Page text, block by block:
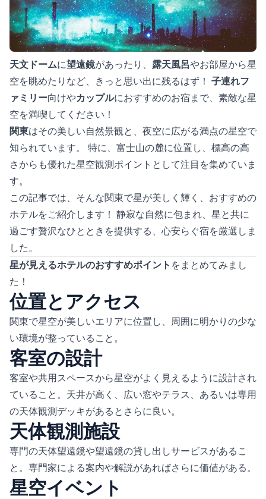
天文ドームに望遠鏡があったり、 露天風呂やお部屋から星
空を眺めたりなど、きっと思い出に残るはず！ 子連れフ
ァミリー向けやカップルにおすすめのお宿まで、素敵な星
空を満喫してください！
関東はその美しい自然景観と、夜空に広がる満点の星空で
知られています。 特に、富士山の麓に位置し、標高の高
さからも優れた星空観測ポイントとして注目を集めていま
す。
この記事では、そんな関東で星が美しく輝く、おすすめの
ホテルをご紹介します！ 静寂な自然に包まれ、星と共に
過ごす贅沢なひとときを提供する、心安らぐ宿を厳選しま
した。
星が見えるホテルのおすすめポイント をまとめてみまし
た！
位置とアクセス
関東で星空が美しいエリアに位置し、周囲に明かりの少な
い環境が整っていること。
客室の設計
客室や共用スペースから星空がよく見えるように設計され
ていること。天井が高く、広い窓やテラス、あるいは専用
の天体観測デッキがあるとさらに良い。
天体観測施設
専門の天体望遠鏡や望遠鏡の貸し出しサービスがあるこ
と。専門家による案内や解説があればさらに価値がある。
星空イベント